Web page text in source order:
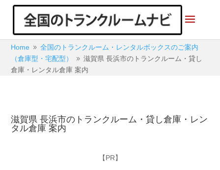
Home 9 全国のトランクルーム・レンタルボックスのご案内
（倉庫型・宅配型）
9 滋賀県 長浜市のトランクルーム・貸し
倉庫・レンタル倉庫 案内
滋賀県 長浜市のトランクルーム・貸し倉庫・レン
タル倉庫 案内
【PR】